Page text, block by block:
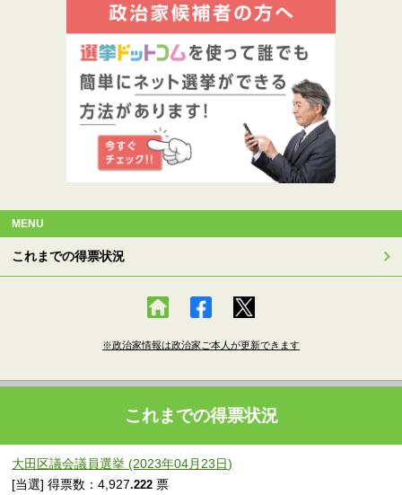
MENU
これまでの得票状況
※政治家情報は政治家ご本人が更新できます
これまでの得票状況
大田区議会議員選挙 (2023年04月23日)
[当選] 得票数：4,927.222 票